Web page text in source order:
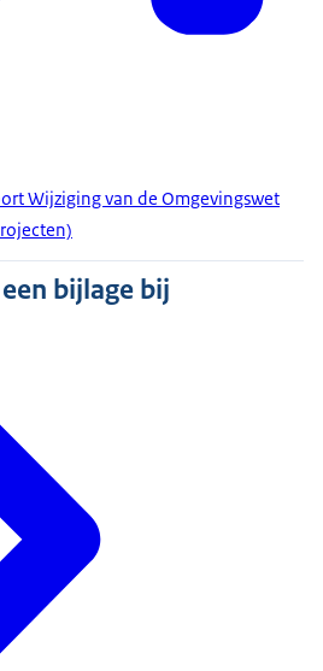
Wijziging van de Omgevingswet
bijlage bij